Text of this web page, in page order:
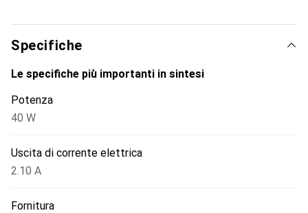
Inoltre, il cavo lungo 1,75 m offre flessibilità nella
posizione del monitor. Una chiusura in velcro per
l'organizzazione dei cavi contribuisce a mantenere l'ordine
e a prevenire l'intreccio dei cavi. Il Qoltec 51775 è quindi
un'alimentazione affidabile per il proprio monitor LG.
Specifiche
Le specifiche più importanti in sintesi
Potenza
40 W
Uscita di corrente elettrica
2.10 A
Fornitura